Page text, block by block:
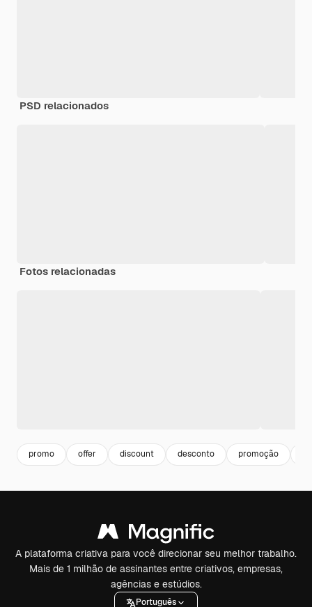
PSD relacionados
Fotos relacionadas
promo offer discount desconto promoção
A plataforma criativa para você direcionar seu melhor trabalho.
Mais de 1 milhão de assinantes entre criativos, empresas,
agências e estúdios.
Português